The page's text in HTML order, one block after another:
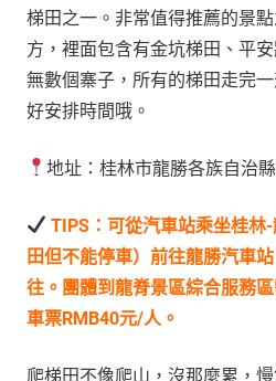
梯田之一。非常值得推薦的景
方，裡面包含有金坑梯田、平
無數個寨子，所有的梯田走完
好安排時間哦。
地址：桂林市龍勝各族自治
TIPS：可從汽車站乘坐桂林
田但不能停車）前往龍勝汽車
往。團體到龍脊景區綜合服務
車票RMB40元/人。
爬梯田不像爬山，沒那麼累，